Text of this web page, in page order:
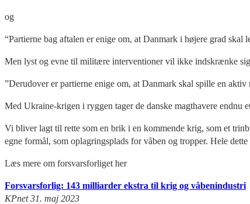
og
“Partierne bag aftalen er enige om, at Danmark i højere grad
Men lyst og evne til militære interventioner vil ikke indskrænke
”Derudover er partierne enige om, at Danmark skal spille en
Med Ukraine-krigen i ryggen tager de danske magthavere
Vi bliver lagt til rette som en brik i en kommende krig, som et
egne formål, som oplagringsplads for våben og tropper. Hele
Læs mere om forsvarsforliget her
Forsvarsforlig: 143 milliarder ekstra til krig og våbenindustri
KPnet 31. maj 2023